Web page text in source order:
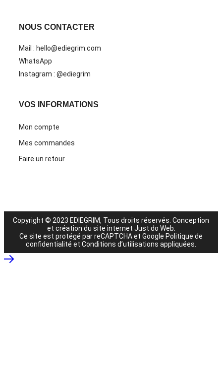
NOUS CONTACTER
Mail : hello@ediegrim.com
WhatsApp
Instagram : @ediegrim
VOS INFORMATIONS
Mon compte
Mes commandes
Faire un retour
Copyright © 2023 EDIEGRIM, Tous droits réservés. Conception
et création du site internet Just do Web
Ce site est protégé par reCAPTCHA et Google Politique de
confidentialité et Conditions d’utilisations appliquées.